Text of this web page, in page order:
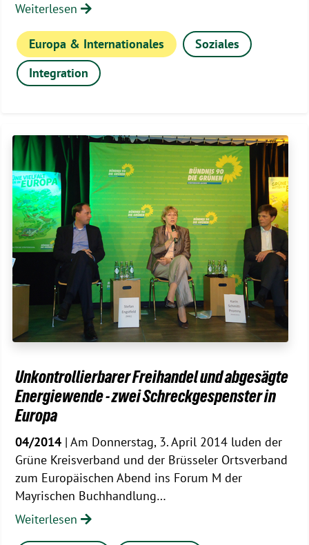
Weiterlesen
Europa & Internationales
Soziales
Integration
Unkontrollierbarer Freihandel und abgesägte
Energiewende - zwei Schreckgespenster in
Europa
04/2014 | Am Donnerstag, 3. April 2014 luden der
Grüne Kreisverband und der Brüsseler Ortsverband
zum Europäischen Abend ins Forum M der
Mayrischen Buchhandlung…
Weiterlesen